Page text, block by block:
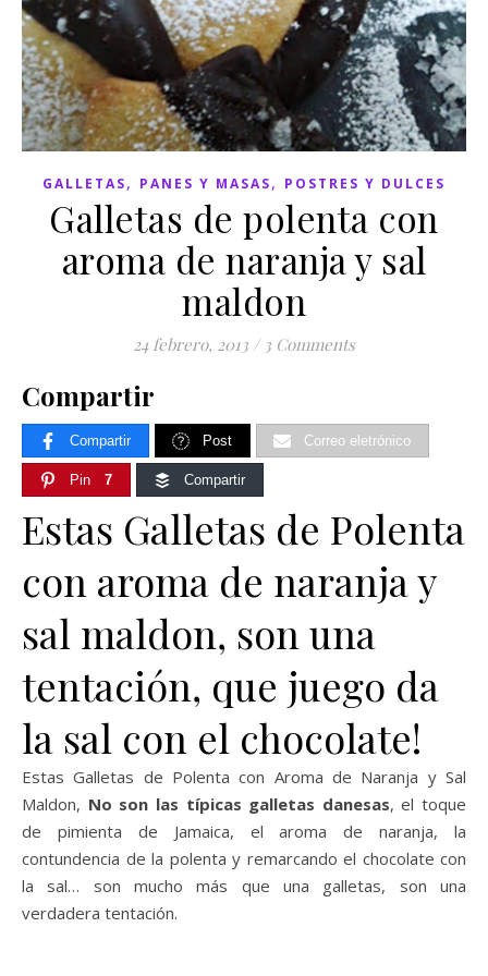
GALLETAS, PANES Y MASAS, POSTRES Y DULCES
Galletas de polenta con
aroma de naranja y sal
maldon
24 febrero, 2013 / 3 Comments
Compartir
Compartir Post Correo eletrónico
Pin 7 Compartir
Estas Galletas de Polenta
con aroma de naranja y
sal maldon, son una
tentación, que juego da
la sal con el chocolate!
Estas Galletas de Polenta con Aroma de Naranja y Sal
Maldon, No son las típicas galletas danesas, el toque
de pimienta de Jamaica, el aroma de naranja, la
contundencia de la polenta y remarcando el chocolate con
la sal… son mucho más que una galletas, son una
verdadera tentación.